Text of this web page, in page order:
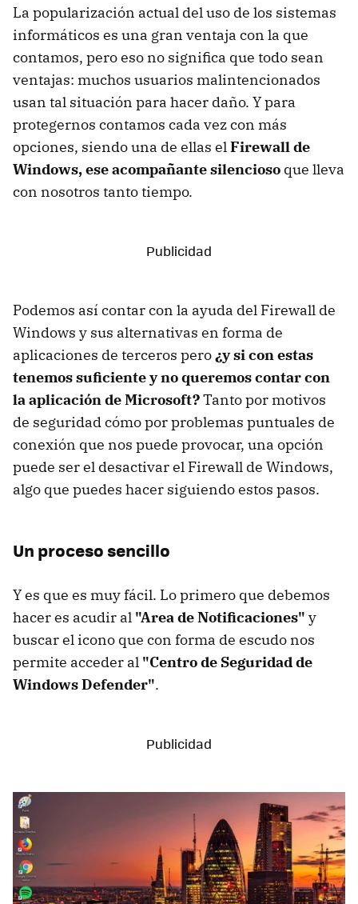
La popularización actual del uso de los sistemas
informáticos es una gran ventaja con la que
contamos, pero eso no significa que todo sean
ventajas: muchos usuarios malintencionados
usan tal situación para hacer daño. Y para
protegernos contamos cada vez con más
opciones, siendo una de ellas elFirewall de
Windows, ese acompañante silencioso que lleva
con nosotros tanto tiempo.
Podemos así contar con la ayuda del Firewall de
Windows y sus alternativas en forma de
aplicaciones de terceros pero¿y si con estas
tenemos suficiente y no queremos contar con
la aplicación de Microsoft?Tanto por motivos
de seguridad cómo por problemas puntuales de
conexión que nos puede provocar, una opción
puede ser el desactivar el Firewall de Windows,
algo que puedes hacer siguiendo estos pasos.
Un proceso sencillo
Y es que es muy fácil. Lo primero que debemos
hacer es acudir al "Area de Notificaciones" y
buscar el icono que con forma de escudo nos
permite acceder al "Centro de Seguridad de
Windows Defender".